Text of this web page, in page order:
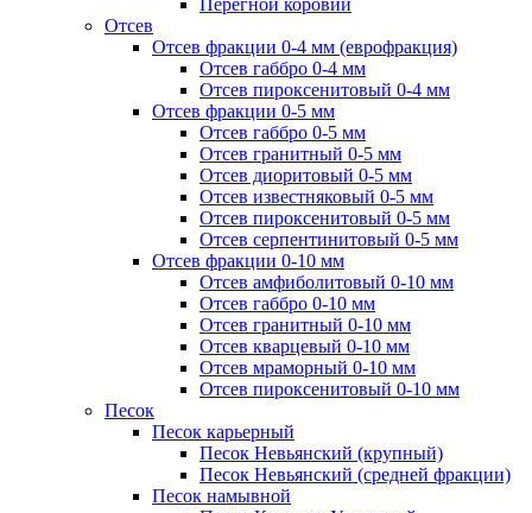
Перегной коровий
Отсев
Отсев фракции 0-4 мм (еврофракция)
Отсев габбро 0-4 мм
Отсев пироксенитовый 0-4 мм
Отсев фракции 0-5 мм
Отсев габбро 0-5 мм
Отсев гранитный 0-5 мм
Отсев диоритовый 0-5 мм
Отсев известняковый 0-5 мм
Отсев пироксенитовый 0-5 мм
Отсев серпентинитовый 0-5 мм
Отсев фракции 0-10 мм
Отсев амфиболитовый 0-10 мм
Отсев габбро 0-10 мм
Отсев гранитный 0-10 мм
Отсев кварцевый 0-10 мм
Отсев мраморный 0-10 мм
Отсев пироксенитовый 0-10 мм
Песок
Песок карьерный
Песок Невьянский (крупный)
Песок Невьянский (средней фракции)
Песок намывной